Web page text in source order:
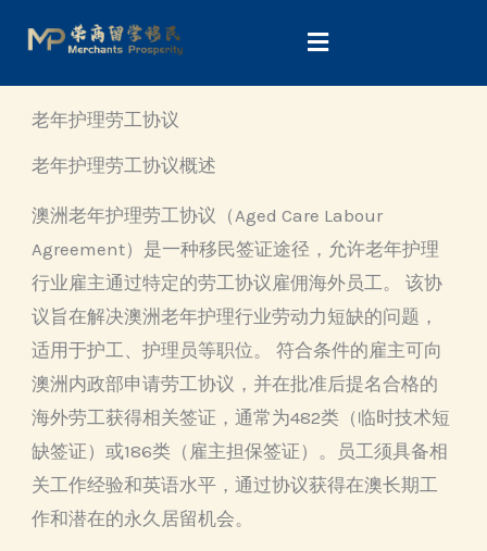
content
老年护理劳工协议
老年护理劳工协议概述
澳洲老年护理劳工协议（Aged Care Labour
Agreement）是一种移民签证途径，允许老年护理
行业雇主通过特定的劳工协议雇佣海外员工。 该协
议旨在解决澳洲老年护理行业劳动力短缺的问题，
适用于护工、护理员等职位。 符合条件的雇主可向
澳洲内政部申请劳工协议，并在批准后提名合格的
海外劳工获得相关签证，通常为482类（临时技术短
缺签证）或186类（雇主担保签证）。员工须具备相
关工作经验和英语水平，通过协议获得在澳长期工
作和潜在的永久居留机会。